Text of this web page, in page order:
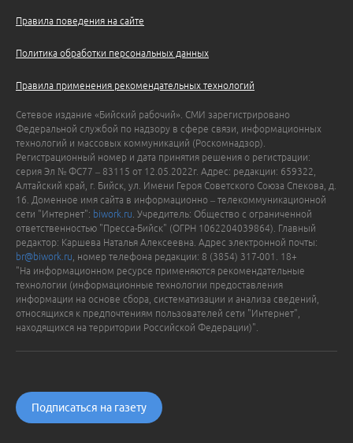
Правила поведения на сайте
Политика обработки персональных данных
Правила применения рекомендательных технологий
Сетевое издание «Бийский рабочий». СМИ зарегистрировано
Федеральной службой по надзору в сфере связи, информационных
технологий и массовых коммуникаций (Роскомнадзор).
Регистрационный номер и дата принятия решения о регистрации:
серия Эл № ФС77 – 83115 от 12.05.2022г. Адрес: редакции: 659322,
Алтайский край, г. Бийск, ул. Имени Героя Советского Союза Спекова, д.
16. Доменное имя сайта в информационно – телекоммуникационной
сети "Интернет": biwork.ru . Учредитель: Общество с ограниченной
ответственностью "Пресса-Бийск" (ОГРН 1062204039864). Главный
редактор: Каршева Наталья Алексеевна. Адрес электронной почты:
br@biwork.ru , номер телефона редакции: 8 (3854) 317-001. 18+
"На информационном ресурсе применяются рекомендательные
технологии (информационные технологии предоставления
информации на основе сбора, систематизации и анализа сведений,
относящихся к предпочтениям пользователей сети "Интернет",
находящихся на территории Российской Федерации)".
Подписаться на газету